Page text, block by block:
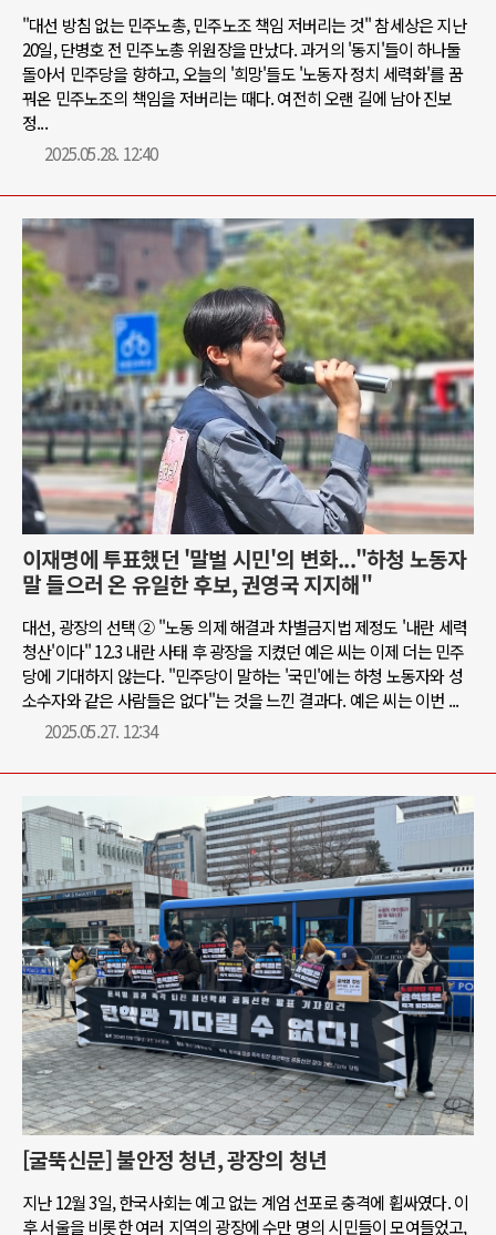
"대선 방침 없는 민주노총, 민주노조 책임 저버리는 것" 참세상은 지난
20일, 단병호 전 민주노총 위원장을 만났다. 과거의 '동지'들이 하나둘
돌아서 민주당을 향하고, 오늘의 '희망'들도 '노동자 정치 세력화'를 꿈
꿔온 민주노조의 책임을 저버리는 때다. 여전히 오랜 길에 남아 진보
정...
2025.05.28. 12:40
이재명에 투표했던 '말벌 시민'의 변화..."하청 노동자
말 들으러 온 유일한 후보, 권영국 지지해"
대선, 광장의 선택 ② "노동 의제 해결과 차별금지법 제정도 '내란 세력
청산'이다" 12.3 내란 사태 후 광장을 지켰던 예은 씨는 이제 더는 민주
당에 기대하지 않는다. "민주당이 말하는 '국민'에는 하청 노동자와 성
소수자와 같은 사람들은 없다"는 것을 느낀 결과다. 예은 씨는 이번 ...
2025.05.27. 12:34
[굴뚝신문] 불안정 청년, 광장의 청년
지난 12월 3일, 한국사회는 예고 없는 계엄 선포로 충격에 휩싸였다. 이
후 서울을 비롯한 여러 지역의 광장에 수만 명의 시민들이 모여들었고,